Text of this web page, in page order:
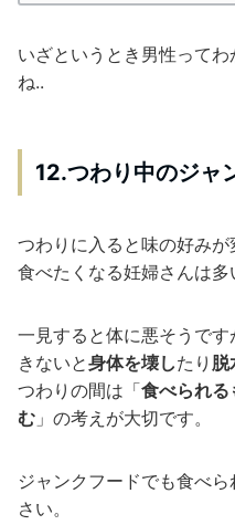
いざというとき男性って
ね..
12.つわり中のジャ
つわりに入ると味の好み
食べたくなる妊婦さんは多
一見すると体に悪そうで
きないと身体を壊したり 脱
つわりの間は「食べられる
む 」の考えが大切です。
ジャンクフードでも食べ
さい。